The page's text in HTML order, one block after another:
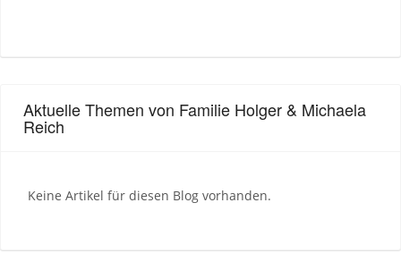
Aktuelle Themen von Familie Holger & Michaela
Reich
Keine Artikel für diesen Blog vorhanden.